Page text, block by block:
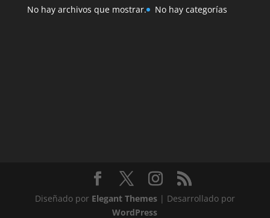
No hay archivos que mostrar. No hay categorías
Diseñado por Elegant Themes| Desarrollado por
WordPress